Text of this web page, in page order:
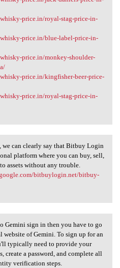
price.in/royal-stag-price-in-
price.in/blue-label-price-in-
price.in/monkey-shoulder-
price.in/kingfisher-beer-price-
price.in/royal-stag-price-in-
we can clearly
we can clearly say that Bitbuy Login
platform where you can buy, sell,
assets without any trouble.
bitbuylogin.net/bitbuy-
Gemini sign in
Gemini sign in then you have to go
website of Gemini. To sign up for an
typically need to provide your
create a password, and complete all
verification steps.